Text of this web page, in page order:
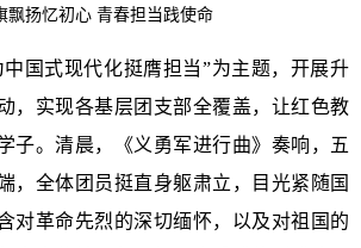
飘扬忆初心 青春担当践使命
中国式现代化挺膺担当”为主题，开展升
，实现各基层团支部全覆盖，让红色教
子。清晨，《义勇军进行曲》奏响，五
，全体团员挺直身躯肃立，目光紧随国
对革命先烈的深切缅怀，以及对祖国的